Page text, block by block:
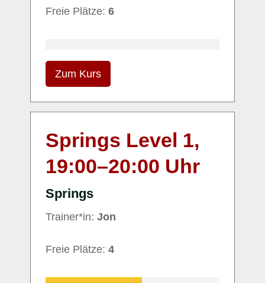
Freie Plätze: 6
Zum Kurs
Springs Level 1,
19:00–20:00 Uhr
Springs
Trainer*in: Jon
Freie Plätze: 4